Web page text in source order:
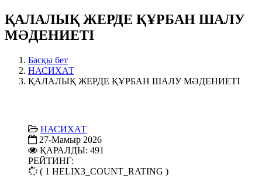
ҚАЛАЛЫҚ ЖЕРДЕ ҚҰРБАН ШАЛУ
МӘДЕНИЕТІ
Басқы бет
НАСИХАТ
ҚАЛАЛЫҚ ЖЕРДЕ ҚҰРБАН ШАЛУ МӘДЕНИЕТІ
НАСИХАТ
27-Мамыр 2026
ҚАРАЛДЫ: 491
РЕЙТИНГ:
( 1 HELIX3_COUNT_RATING )